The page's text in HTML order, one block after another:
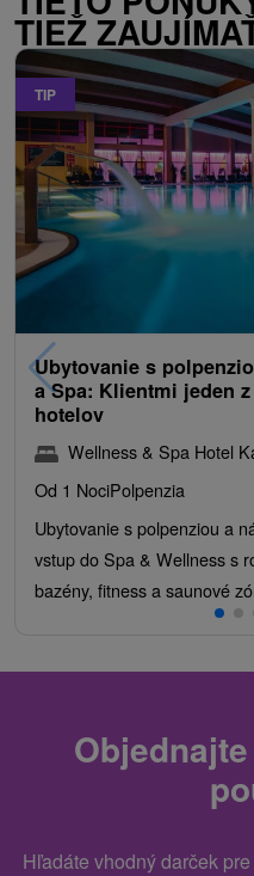
TIEŽ
TIP
Ubytovanie s
a Spa: Klientmi jeden
hotelov
Wellness & Spa Hotel
Od 1 NociPolpenzia
Ubytovanie s polpenziou a
vstup do Spa & Wellness s
bazény, fitness a saunové
Hľadáte vhodný darček